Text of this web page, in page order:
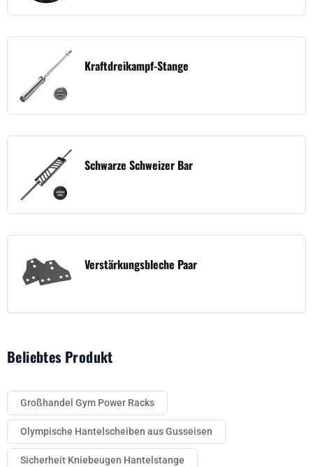
Kraftdreikampf-Stange
Schwarze Schweizer Bar
Verstärkungsbleche Paar
Beliebtes Produkt
Großhandel Gym Power Racks
Olympische Hantelscheiben aus Gusseisen
Sicherheit Kniebeugen Hantelstange